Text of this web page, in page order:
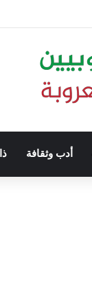
أدب وثقافة